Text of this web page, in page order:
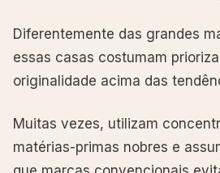
Diferentemente das grandes
essas casas costumam
originalidade acima das
Muitas vezes, utilizam
matérias-primas nobres e